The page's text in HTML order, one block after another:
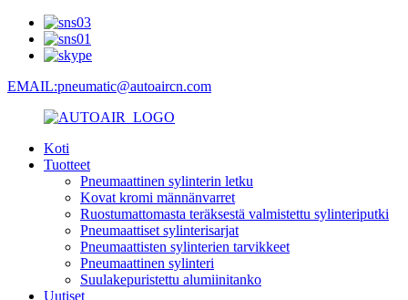
EMAIL:pneumatic@autoaircn.com
Koti
Tuotteet
Pneumaattinen sylinterin letku
Kovat kromi männänvarret
Ruostumattomasta teräksestä valmistettu sylinteriputki
Pneumaattiset sylinterisarjat
Pneumaattisten sylinterien tarvikkeet
Pneumaattinen sylinteri
Suulakepuristettu alumiinitanko
Uutiset